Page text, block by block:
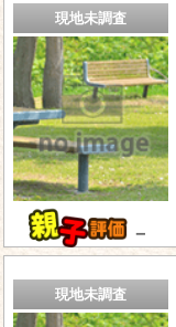
現地未調査
－
現地未調査